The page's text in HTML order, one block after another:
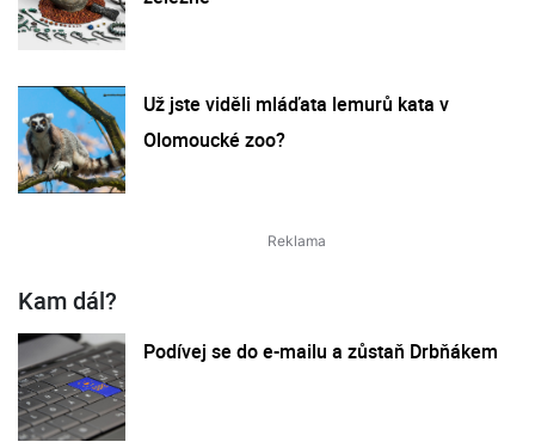
Už jste viděli mláďata lemurů kata v
Olomoucké zoo?
Kam dál?
Podívej se do e-mailu a zůstaň Drbňákem